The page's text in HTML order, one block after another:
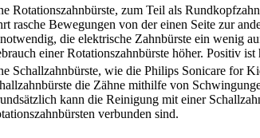
Rotationszahnbürste, zum Teil als
rasche Bewegungen von der einen Seite zur
die elektrische Zahnbürste ein wenig
einer Rotationszahnbürste höher. Positiv
Schallzahnbürste, wie die Philips Sonicare for
die Zähne mithilfe von
kann die Reinigung mit einer
verbunden sind.